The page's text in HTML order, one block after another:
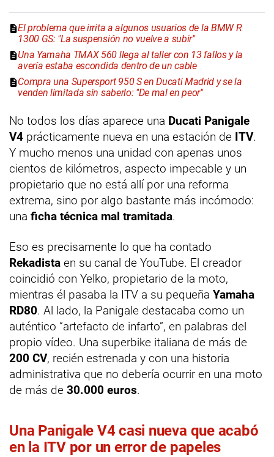
El problema que irrita a algunos usuarios de la BMW R
1300 GS: "La suspensión no vuelve a subir"
Una Yamaha TMAX 560 llega al taller con 13 fallos y la
avería estaba escondida dentro de un cable
Compra una Supersport 950 S en Ducati Madrid y se la
venden limitada sin saberlo: "De mal en peor"
No todos los días aparece una Ducati Panigale
V4 prácticamente nueva en una estación de ITV.
Y mucho menos una unidad con apenas unos
cientos de kilómetros, aspecto impecable y un
propietario que no está allí por una reforma
extrema, sino por algo bastante más incómodo:
una ficha técnica mal tramitada.
Eso es precisamente lo que ha contado
Rekadista en su canal de YouTube. El creador
coincidió con Yelko, propietario de la moto,
mientras él pasaba la ITV a su pequeña Yamaha
RD80. Al lado, la Panigale destacaba como un
auténtico “artefacto de infarto”, en palabras del
propio vídeo. Una superbike italiana de más de
200 CV, recién estrenada y con una historia
administrativa que no debería ocurrir en una moto
de más de 30.000 euros.
Una Panigale V4 casi nueva que acabó
en la ITV por un error de papeles